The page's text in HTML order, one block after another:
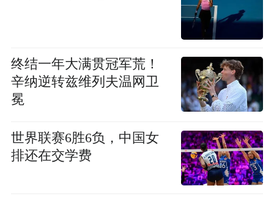
终结一年大满贯冠军荒！
辛纳逆转兹维列夫温网卫
冕
世界联赛6胜6负，中国女
排还在交学费